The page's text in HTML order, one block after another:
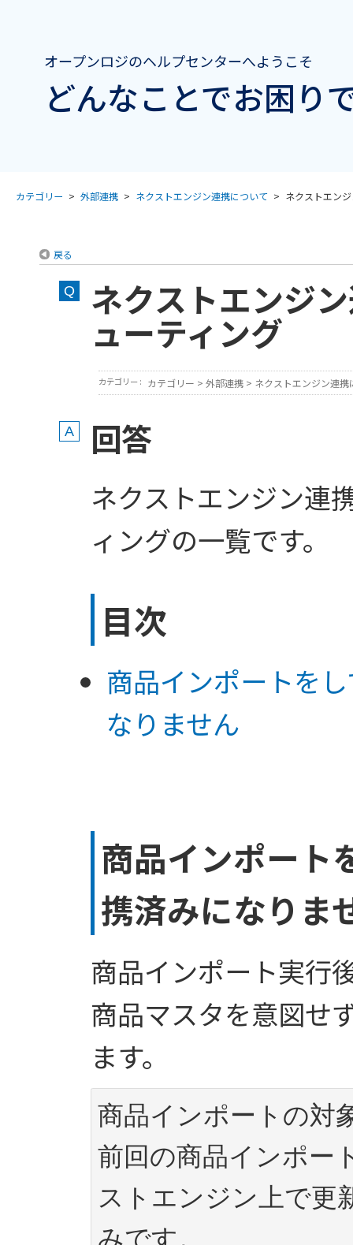
オープンロジのヘルプセンターへようこそ
どんなことでお困り
カテゴリー > 外部連携 > ネクストエンジン連携について > ネクストエン
戻る
ネクストエンジ
ューティング
カテゴリー : カテゴリー > 外部連携 > ネクストエンジン連携
回答
ネクストエンジン連
ィングの一覧です。
目次
商品インポートを
なりません
商品インポート
携済みになりま
商品インポート実行
商品マスタを意図せ
ます。
商品インポートの対
前回の商品インポー
ストエンジン上で更
みです。